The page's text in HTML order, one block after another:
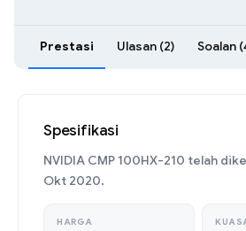
Prestasi Ulasan (2) Soalan
Spesifikasi
NVIDIA CMP 100HX-210 telah
Okt 2020.
HARGA